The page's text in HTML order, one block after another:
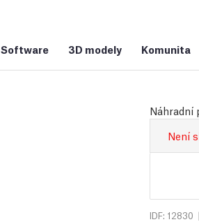
Software 3D modely Komunita
Náhradní
Není
IDF: 12830 |